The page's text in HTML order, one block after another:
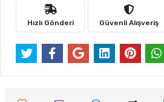
Hızlı Gönderi Güvenli Alışveriş